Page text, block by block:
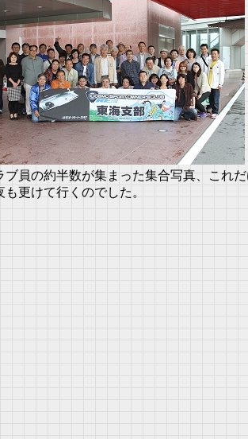
員の約半数が集まった集合写真、これ
も更けて行くのでした。